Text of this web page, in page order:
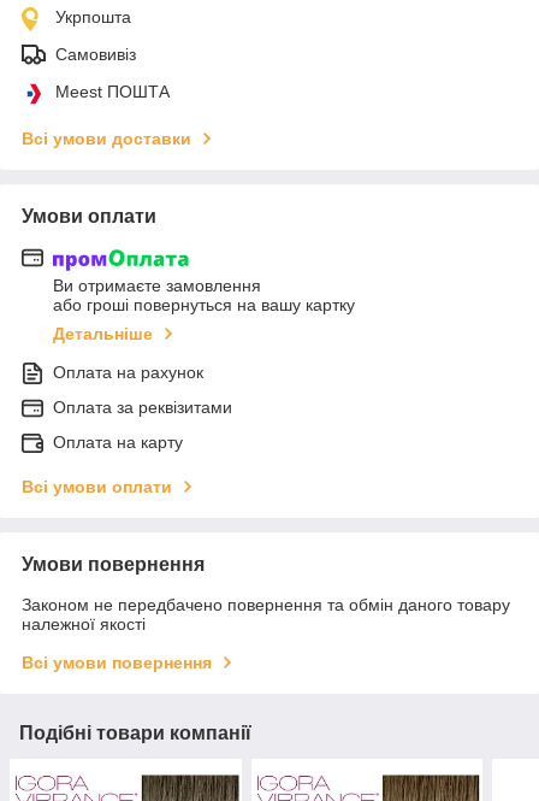
Укрпошта
Самовивіз
Meest ПОШТА
Всі умови доставки
Умови оплати
Ви отримаєте замовлення
або гроші повернуться на вашу картку
Детальніше
Оплата на рахунок
Оплата за реквізитами
Оплата на карту
Всі умови оплати
Умови повернення
Законом не передбачено повернення та обмін даного товару
належної якості
Всі умови повернення
Подібні товари компанії